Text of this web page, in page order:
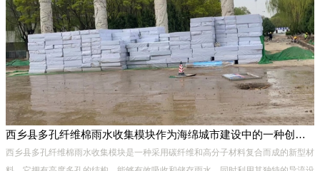
西乡县多孔纤维棉雨水收集模块作为海绵城市建设中的一种创新材料
西乡县多孔纤维棉雨水收集模块是一种采用碳纤维和高分子材料复合而成的新型材